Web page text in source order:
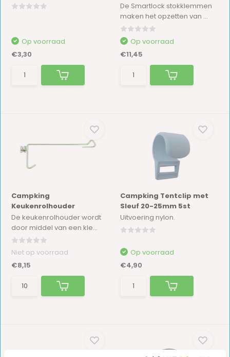
Op voorraad
€3,30
De Smartlock stokklemmen
maken het opzetten van ...
Op voorraad
€11,45
Campking
Keukenrolhouder
De keukenrolhouder wordt
door middel van een kle...
Niet op voorraad
€8,15
Campking Tentclip met
Sleuf 20-25mm 5st
Uitvoering nylon.
Op voorraad
€4,90